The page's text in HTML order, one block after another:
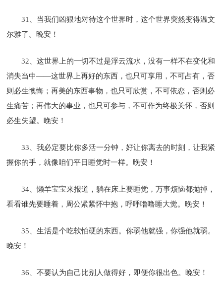
31、当我们凶狠地对待这个世界时，这个世界突然变得温文
尔雅了。晚安！
32、这世界上的一切不过是浮云流水，没有一样不在变化和
消失当中——这世界上再好的东西，也只可享用，不可占有，否
则必生懊悔；再美的东西事物，也只可欣赏，不可依恋，否则必
生痛苦；再伟大的事业，也只可参与，不可作为终极关怀，否则
必生失望。晚安！
33、我必定要比你多活一分钟，好让你离去的时刻，让我紧
握你的手，就像咱们平日睡觉时一样。晚安！
34、懒羊宝宝来报道，躺在床上要睡觉，万事烦恼都抛掉，
看看谁先要睡着，周公紧紧怀中抱，呼呼噜噜睡大觉。晚安！
35、生活是个吃软怕硬的东西。你弱他就强，你强他就弱。
晚安！
36、不要认为自己比别人做得好，即便你很出色。晚安！